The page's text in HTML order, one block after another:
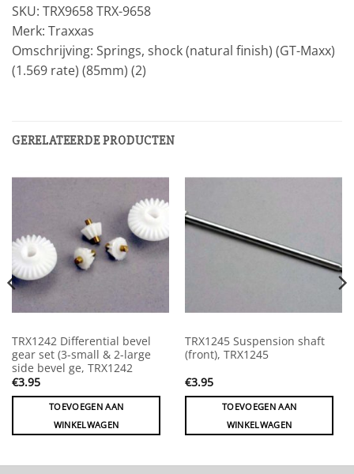
SKU: TRX9658 TRX-9658
Merk: Traxxas
Omschrijving: Springs, shock (natural finish) (GT-Maxx)
(1.569 rate) (85mm) (2)
GERELATEERDE PRODUCTEN
TRX1242 Differential bevel
gear set (3-small & 2-large
side bevel ge, TRX1242
€3.95
TOEVOEGEN AAN
WINKELWAGEN
TRX1245 Suspension shaft
(front), TRX1245
€3.95
TOEVOEGEN AAN
WINKELWAGEN